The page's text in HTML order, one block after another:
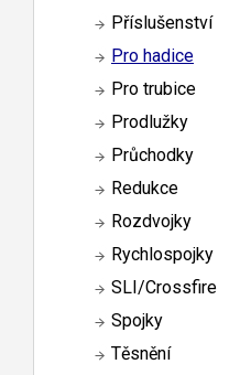
Příslušenství
Pro hadice
Pro trubice
Prodlužky
Průchodky
Redukce
Rozdvojky
Rychlospojky
SLI/Crossfire
Spojky
Těsnění